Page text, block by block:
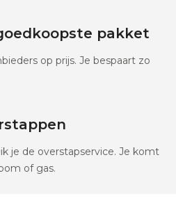
pakket
op prijs. Je bespaart zo
je de overstapservice. Je komt
of gas.